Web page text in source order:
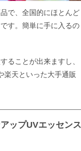
で、全国的にほとんど
す。簡単に手に入るの
ることが出来ますし、
楽天といった大手通販
ップUVエッセンス